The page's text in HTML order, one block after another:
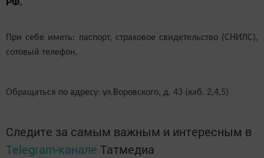
При себе иметь: паспорт, страховое свидетельство (СНИЛС),
сотовый телефон.
Обращаться по адресу: ул.Воровского, д. 43 (каб. 2,4,5)
Следите за самым важным и интересным в
Telegram-канале Татмедиа